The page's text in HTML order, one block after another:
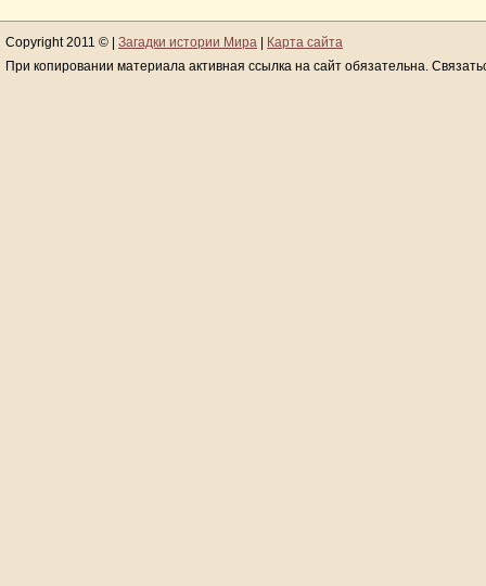
Copyright 2011 © | Загадки истории Мира
Карта сайта
При копировании материала активная ссылка на сайт обязательна.